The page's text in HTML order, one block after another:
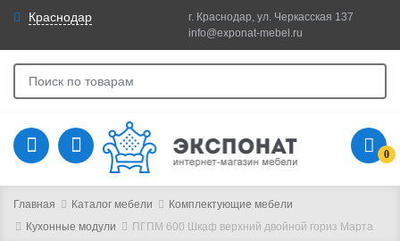
Краснодар
г. Краснодар, ул. Черкасская 137
info@exponat-mebel.ru
0
Главная Каталог мебели
Комплектующие мебели
Кухонные модули
ПГПМ 600 Шкаф верхний двойной гориз Марта